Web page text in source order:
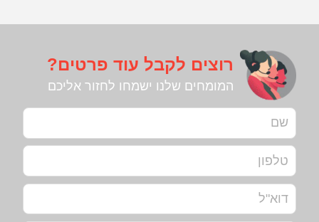
רוצים לקבל עוד פרטים?
המומחים שלנו ישמחו לחזור אליכם